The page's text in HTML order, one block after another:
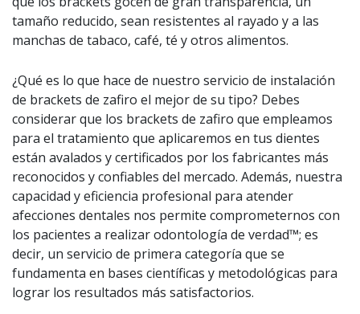
tamaño reducido, sean resistentes al rayado y a las
manchas de tabaco, café, té y otros alimentos.
¿Qué es lo que hace de nuestro servicio de instalación
de brackets de zafiro el mejor de su tipo? Debes
considerar que los brackets de zafiro que empleamos
para el tratamiento que aplicaremos en tus dientes
están avalados y certificados por los fabricantes más
reconocidos y confiables del mercado. Además, nuestra
capacidad y eficiencia profesional para atender
afecciones dentales nos permite comprometernos con
los pacientes a realizar odontología de verdad™; es
decir, un servicio de primera categoría que se
fundamenta en bases científicas y metodológicas para
lograr los resultados más satisfactorios.